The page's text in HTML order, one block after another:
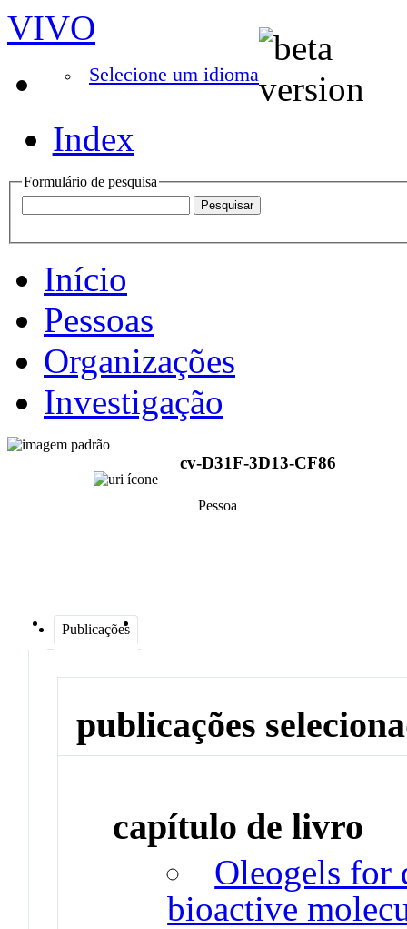
VIVO
Selecione um idioma
Index
Formulário de pesquisa
Início
Pessoas
Organizações
Investigação
cv-D31F-3D13-CF86
Pessoa
Publicações
publicações
capítulo de livro
Oleogels for
bioactive